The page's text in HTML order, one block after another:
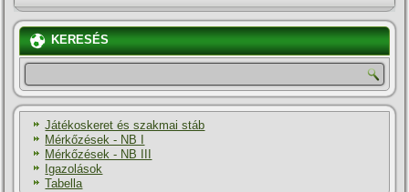
KERESÉS
Játékoskeret és szakmai stáb
Mérkőzések - NB I
Mérkőzések - NB III
Igazolások
Tabella